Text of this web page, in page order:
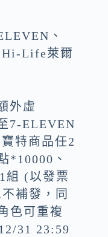
、
Hi-Life萊爾
外虛
7-ELEVEN
特商品任2
*10000、
組 (以發票
補發，同
色可重複
31 23:59